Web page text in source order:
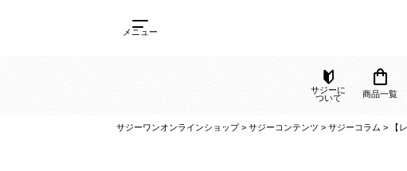
メニュー
サジーに